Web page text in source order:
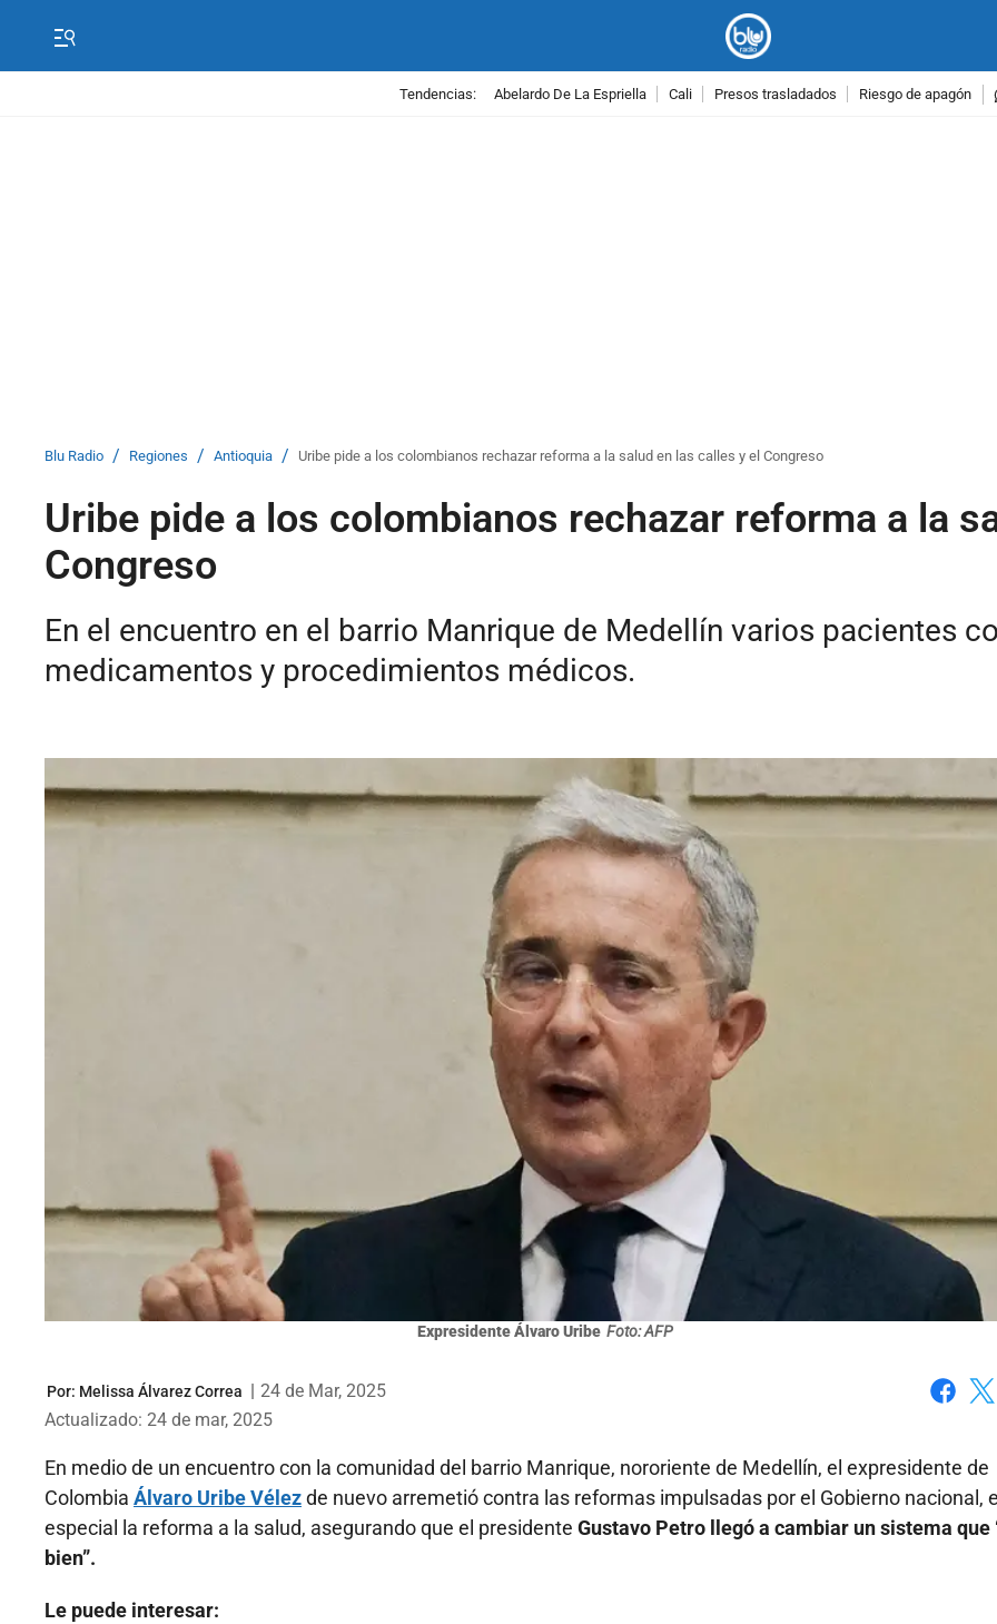
Tendencias: Abelardo De La Espriella Cali Presos trasladados Riesgo de apagón
Blu Radio / Regiones / Antioquia / Uribe pide a los colombianos rechazar reforma a la salud en las calles y el Congreso
Uribe pide a los colombianos rechazar reforma a la
Congreso
En el encuentro en el barrio Manrique de Medellín varios pacientes
medicamentos y procedimientos médicos.
Expresidente Álvaro Uribe Foto: AFP
Por: Melissa Álvarez Correa | 24 de Mar, 2025
Actualizado: 24 de mar, 2025
En medio de un encuentro con la comunidad del barrio Manrique, nororiente de Medellín, el expresidente de
Colombia Álvaro Uribe Vélezde nuevo arremetió contra las reformas impulsadas por el Gobierno nacional,
especial la reforma a la salud, asegurando que el presidente Gustavo Petro llegó a cambiar un sistema que
bien”.
Le puede interesar: